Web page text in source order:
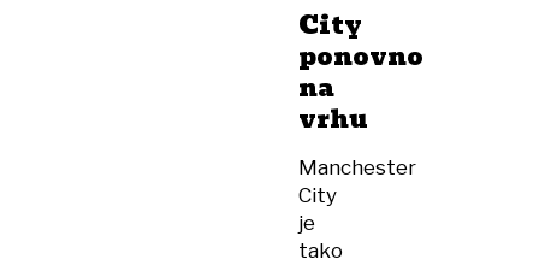
City
ponovno
na
vrhu
Manchester
City
je
tako